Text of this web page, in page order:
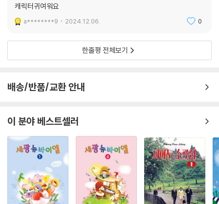
28. 체르니 리틀피아니스트(Op.823), No.27
-빠른 스케일과 균형있는 리듬
캐릭터귀여워요
a********9 2024.12.06. 0
한줄평 전체보기
배송/반품/교환 안내
이 분야 베스트셀러